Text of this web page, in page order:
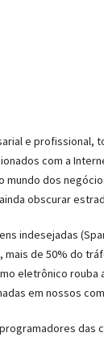
e profissional,
com a
mundo dos
obscurar
indesejadas
mais de 50% do
eletrônico
em nossos
das